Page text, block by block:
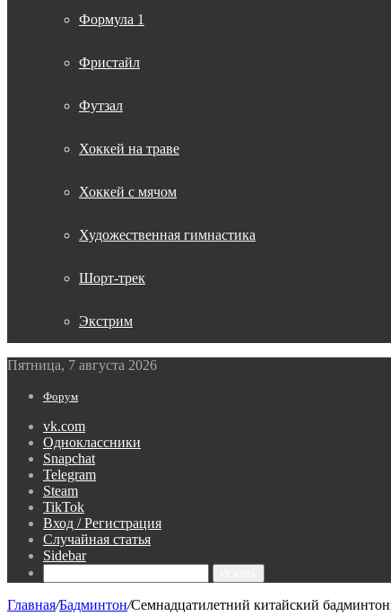
Формула 1
Фристайл
Футзал
Хоккей на траве
Хоккей с мячом
Художественная гимнастика
Шорт-трек
Экстрим
Пятница, 7 августа 2026
Форум
vk.com
Одноклассники
Snapchat
Telegram
Steam
TikTok
Вход / Регистрация
Случайная статья
Sidebar
Главная/Бадминтон/Семнадцатилетний китайский